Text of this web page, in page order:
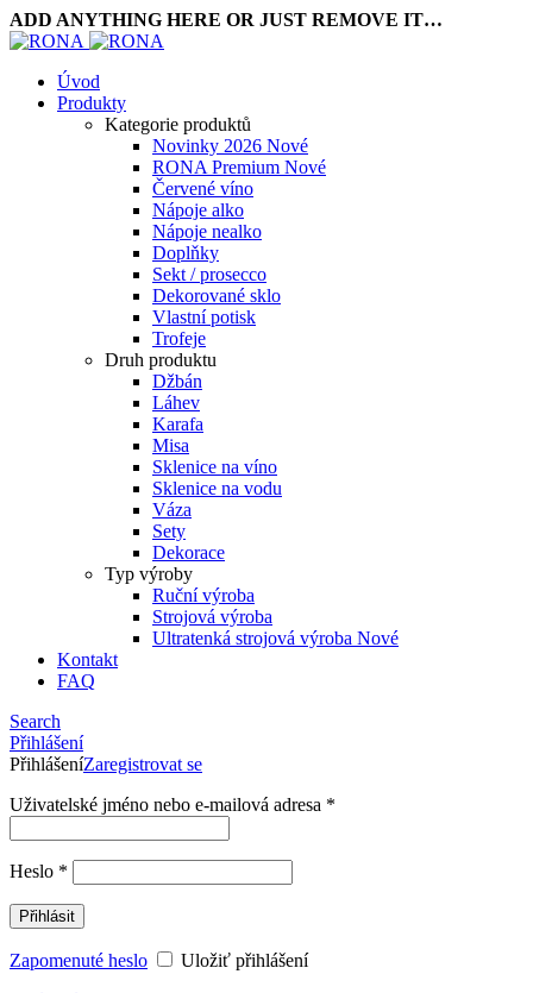
ADD ANYTHING HERE OR JUST REMOVE IT…
Úvod
Produkty
Kategorie produktů
Novinky 2026 Nové
RONA Premium Nové
Červené víno
Nápoje alko
Nápoje nealko
Doplňky
Sekt / prosecco
Dekorované sklo
Vlastní potisk
Trofeje
Druh produktu
Džbán
Láhev
Karafa
Misa
Sklenice na víno
Sklenice na vodu
Váza
Sety
Dekorace
Typ výroby
Ruční výroba
Strojová výroba
Ultratenká strojová výroba Nové
Kontakt
FAQ
Search
Přihlášení
PřihlášeníZaregistrovat se
Uživatelské jméno nebo e-mailová adresa *
Heslo *
Přihlásit
Zapomenuté heslo
Uložiť přihlášení